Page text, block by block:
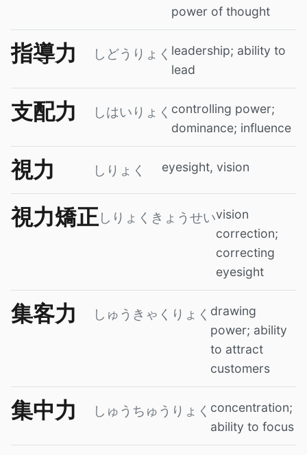
power of thought
指導力 しどうりょく leadership; ability to
lead
支配力 しはいりょく controlling power;
dominance; influence
視力 しりょく eyesight, vision
視力矯正しりょくきょうせいvision
correction;
correcting
eyesight
集客力 しゅうきゃくりょく drawing
power; ability
to attract
customers
集中力 しゅうちゅうりょく concentration;
ability to focus